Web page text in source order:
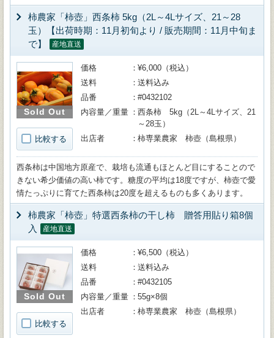
柿農家「柿壺」西条柿 5kg（2L～4Lサイズ、21～28
玉）【出荷時期：11月初旬より / 販売期間：11月中旬ま
で】
産地直送
Sold Out
比較する
価格
¥6,000（税込）
送料
送料込み
品番
#0432102
内容量／重量
西条柿 5kg（2L～4Lサイズ、21
～28玉）
出店者
柿専業農家 柿壺（島根県）
西条柿は中国地方原産で、栽培も流通もほとんど目にすることので
きない希少価値の高い柿です。糖度の平均は18度ですが、柿壺で愛
情たっぷりに育てた西条柿は20度を超えるものも多くあります。
柿農家「柿壺」特選西条柿の干し柿 贈答用貼り箱8個
入
産地直送
Sold Out
比較する
価格
¥6,500（税込）
送料
送料込み
品番
#0432105
内容量／重量
55g×8個
出店者
柿専業農家 柿壺（島根県）